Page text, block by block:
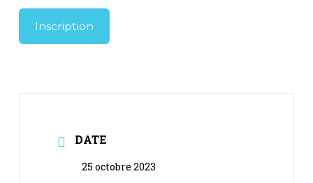
Inscription
DATE
25 octobre 2023